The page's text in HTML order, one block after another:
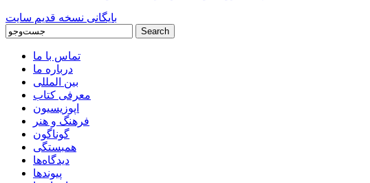
بایگانی نسخه قدیم سایت
تماس با ما
درباره ما
بین المللی
معرفی کتاب
اپوزیسیون
فرهنگ و هنر
گوناگون
همبستگی
دیدگاه‌ها
پیوندها